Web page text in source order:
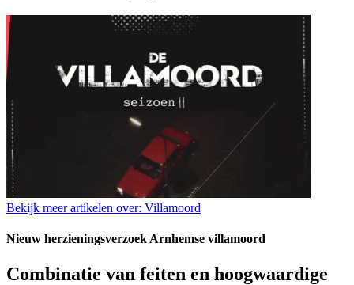
Bekijk meer artikelen over: Villamoord
Nieuw herzieningsverzoek Arnhemse villamoord
Combinatie van feiten en hoogwaardige